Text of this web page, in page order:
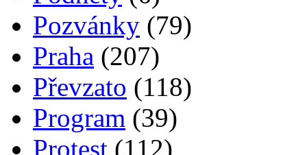
Pozvánky (79)
Praha (207)
Převzato (118)
Program (39)
Protest (112)